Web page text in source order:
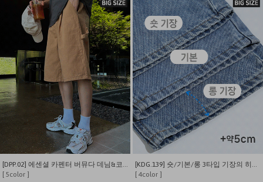
[DPP.02] 에센셜 카펜터 버뮤다 데님&코튼 하프팬츠
[ 5color ]
[KDG.139] 숏/기본/롱 3타입 기장의 히든밴딩 와이드 무파진
[ 4color ]